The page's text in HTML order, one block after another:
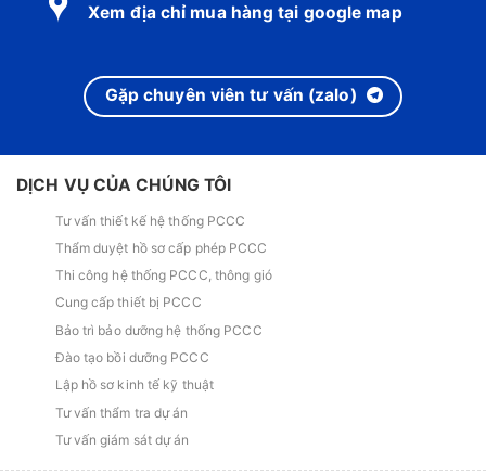
Xem địa chỉ mua hàng tại google map
Gặp chuyên viên tư vấn (zalo)
DỊCH VỤ CỦA CHÚNG TÔI
Tư vấn thiết kế hệ thống PCCC
Thẩm duyệt hồ sơ cấp phép PCCC
Thi công hệ thống PCCC, thông gió
Cung cấp thiết bị PCCC
Bảo trì bảo dưỡng hệ thống PCCC
Đào tạo bồi dưỡng PCCC
Lập hồ sơ kinh tế kỹ thuật
Tư vấn thẩm tra dự án
Tư vấn giám sát dự án